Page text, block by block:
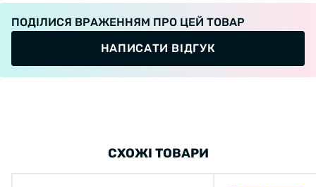
ПОДІЛИСЯ ВРАЖЕННЯМ ПРО ЦЕЙ ТОВАР
НАПИСАТИ ВІДГУК
СХОЖІ ТОВАРИ